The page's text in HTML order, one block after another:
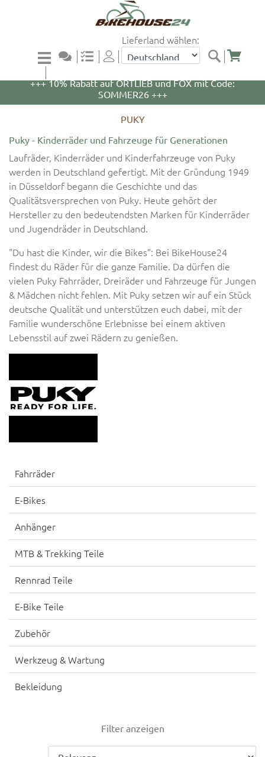
Lieferland wählen:
+++ 5% Rabatt auf WOOM Bikes und Zubehör mit
+++ 10% Rabatt auf ORTLIEB und FOX mit Code:
SOMMER26 +++
PUKY
Puky - Kinderräder und Fahrzeuge für Generationen
Laufräder, Kinderräder und Kinderfahrzeuge von Puky
werden in Deutschland gefertigt. Mit der Gründung 1949
in Düsseldorf begann die Geschichte und das
Qualitätsversprechen von Puky. Heute gehört der
Hersteller zu den bedeutendsten Marken für Kinderräder
und Jugendräder in Deutschland.
"Du hast die Kinder, wir die Bikes”: Bei BikeHouse24
findest du Räder für die ganze Familie. Da dürfen die
vielen Puky Fahrräder, Dreiräder und Fahrzeuge für Jungen
& Mädchen nicht fehlen. Mit Puky setzen wir auf ein Stück
deutsche Qualität und unterstützen euch dabei, mit der
Familie wunderschöne Erlebnisse bei einem aktiven
Lebensstil auf zwei Rädern zu genießen.
Fahrräder
E-Bikes
Anhänger
MTB & Trekking Teile
Rennrad Teile
E-Bike Teile
Zubehör
Werkzeug & Wartung
Bekleidung
Filter anzeigen